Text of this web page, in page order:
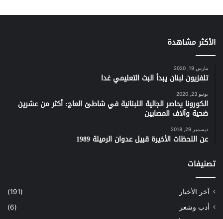
الأكثر مشاهدة
مارس 19, 2020
تلفزيون لبنان يبدأ البث التعليمي غدا
يونيو 23, 2020
الكورونا يحاصر الجالية اللبنانية في شاطئ العاج: أكثر من عشرين
ضحية وآلاف المصابين
ديسمبر 29, 2018
عن اللحظات الأخيرة قبيل عدوان الرميلة 1989
تصنيفات
آخر الأخبار
(191)
أدب وشعر
(6)